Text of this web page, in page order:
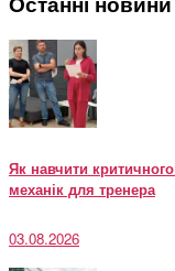
Як навчити
механік для тренера
03.08.2026